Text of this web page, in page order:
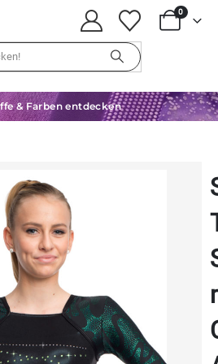
0
& Farben entdecken